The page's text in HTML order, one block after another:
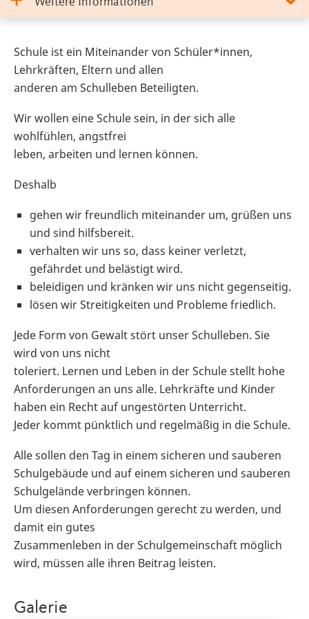
Schule ist ein Miteinander von Schüler*innen,
Lehrkräften, Eltern und allen
anderen am Schulleben Beteiligten.
Wir wollen eine Schule sein, in der sich alle
wohlfühlen, angstfrei
leben, arbeiten und lernen können.
Deshalb
gehen wir freundlich miteinander um, grüßen uns
und sind hilfsbereit.
verhalten wir uns so, dass keiner verletzt,
gefährdet und belästigt wird.
beleidigen und kränken wir uns nicht gegenseitig.
lösen wir Streitigkeiten und Probleme friedlich.
Jede Form von Gewalt stört unser Schulleben. Sie
wird von uns nicht
toleriert. Lernen und Leben in der Schule stellt hohe
Anforderungen an uns alle. Lehrkräfte und Kinder
haben ein Recht auf ungestörten Unterricht.
Jeder kommt pünktlich und regelmäßig in die Schule.
Alle sollen den Tag in einem sicheren und sauberen
Schulgebäude und auf einem sicheren und sauberen
Schulgelände verbringen können.
Um diesen Anforderungen gerecht zu werden, und
damit ein gutes
Zusammenleben in der Schulgemeinschaft möglich
wird, müssen alle ihren Beitrag leisten.
Galerie